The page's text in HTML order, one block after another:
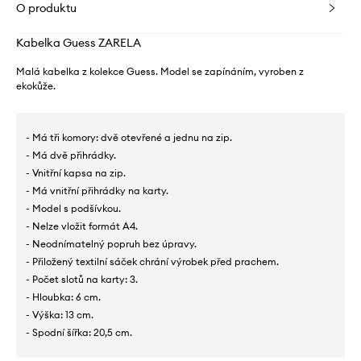
O produktu
Kabelka Guess ZARELA
Malá kabelka z kolekce Guess. Model se zapínáním, vyroben z
ekokůže.
- Má tři komory: dvě otevřené a jednu na zip.
- Má dvě přihrádky.
- Vnitřní kapsa na zip.
- Má vnitřní přihrádky na karty.
- Model s podšívkou.
- Nelze vložit formát A4.
- Neodnímatelný popruh bez úpravy.
- Přiložený textilní sáček chrání výrobek před prachem.
- Počet slotů na karty: 3.
- Hloubka: 6 cm.
- Výška: 13 cm.
- Spodní šířka: 20,5 cm.